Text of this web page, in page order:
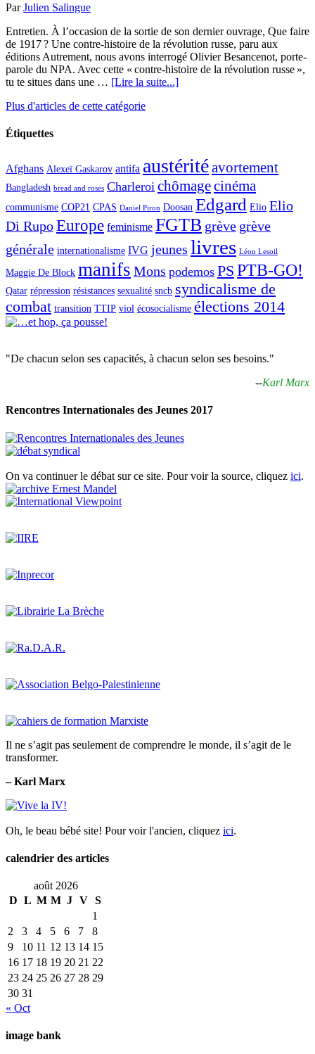
ParJulien Salingue
Entretien. À l’occasion de la sortie de son dernier ouvrage, Que faire
de 1917 ? Une contre-histoire de la révolution russe, paru aux
éditions Autrement, nous avons interrogé Olivier Besancenot, porte-
parole du NPA. Avec cette « contre-histoire de la révolution russe »,
tu te situes dans une … [Lire la suite...]
Plus d'articles de cette catégorie
Étiquettes
Afghans Alexeï Gaskarov antifa austéritéavortement
Bangladesh bread and roses Charleroi chômagecinéma
communisme COP21 CPAS Daniel Piron Doosan Edgard Elio Elio
Di RupoEurope feminisme FGTB grève grève
générale internationalisme IVG jeunes livres Léon Lesoil
Maggie De Block manifs Mons podemos PS PTB-GO!
Qatar répression résistances sexualité sncb syndicalisme de
combat transition TTIP viol écosocialisme élections 2014
"De chacun selon ses capacités, à chacun selon ses besoins."
--Karl Marx
Rencontres Internationales des Jeunes 2017
On va continuer le débat sur ce site. Pour voir la source, cliquez ici.
Il ne s’agit pas seulement de comprendre le monde, il s’agit de le
transformer.
– Karl Marx
Oh, le beau bébé site! Pour voir l'ancien, cliquez ici.
calendrier des articles
août 2026
D L M M J V S
1
2
3 4 5 6 7
8
9
10 11 12 13 14 15
16 17 18 19 20 21 22
23 24 25 26 27 28 29
30 31
« Oct
image bank